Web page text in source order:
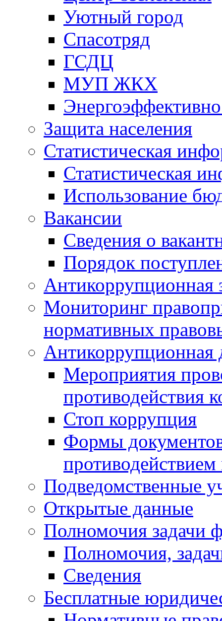
Уютный город
Спасотряд
ГСДЦ
МУП ЖКХ
Защита населения
Статистическая
Статистическая
Использование
Вакансии
Сведения о
Порядок
Антикоррупционная
Мониторинг
нормативных
Антикоррупционная
Мероприятия
противодействия
Стоп коррупция
Формы
Подведомственные
Открытые данные
Полномочия задачи
Полномочия,
Сведения
Бесплатные